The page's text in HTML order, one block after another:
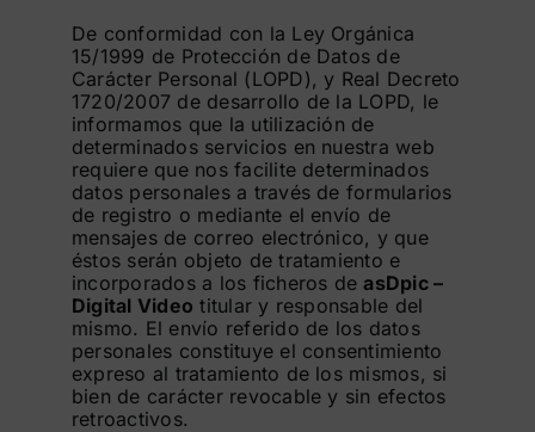
De conformidad con la Ley Orgánica
15/1999 de Protección de Datos de
Carácter Personal (LOPD), y Real Decreto
1720/2007 de desarrollo de la LOPD, le
informamos que la utilización de
determinados servicios en nuestra web
requiere que nos facilite determinados
datos personales a través de formularios
de registro o mediante el envío de
mensajes de correo electrónico, y que
éstos serán objeto de tratamiento e
incorporados a los ficheros deasDpic –
Digital Video titular y responsable del
mismo. El envío referido de los datos
personales constituye el consentimiento
expreso al tratamiento de los mismos, si
bien de carácter revocable y sin efectos
retroactivos.